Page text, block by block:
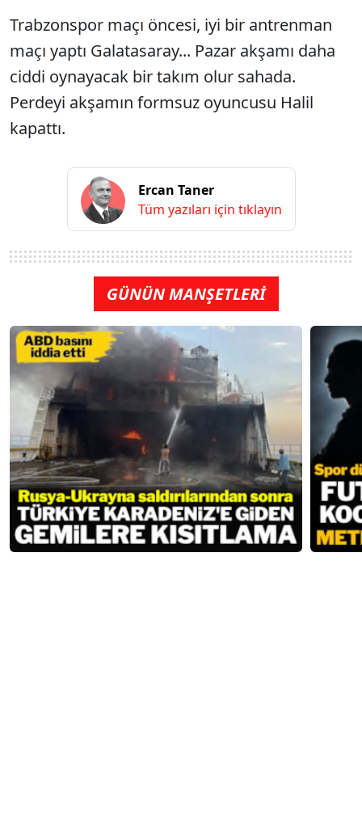
Trabzonspor maçı öncesi, iyi bir antrenman
maçı yaptı Galatasaray... Pazar akşamı daha
ciddi oynayacak bir takım olur sahada.
Perdeyi akşamın formsuz oyuncusu Halil
kapattı.
Ercan Taner
Tüm yazıları için tıklayın
GÜNÜN MANŞETLERİ